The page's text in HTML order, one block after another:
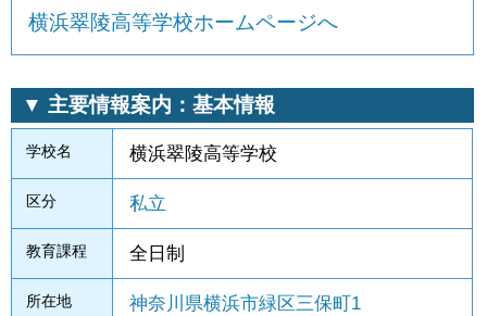
横浜翠陵高等学校ホームページへ
▼ 主要情報案内：基本情報
学校名 横浜翠陵高等学校
区分 私立
教育課程 全日制
所在地 神奈川県横浜市緑区三保町1